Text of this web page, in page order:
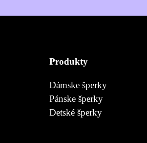
Produkty
Dámske šperky
Pánske šperky
Detské šperky